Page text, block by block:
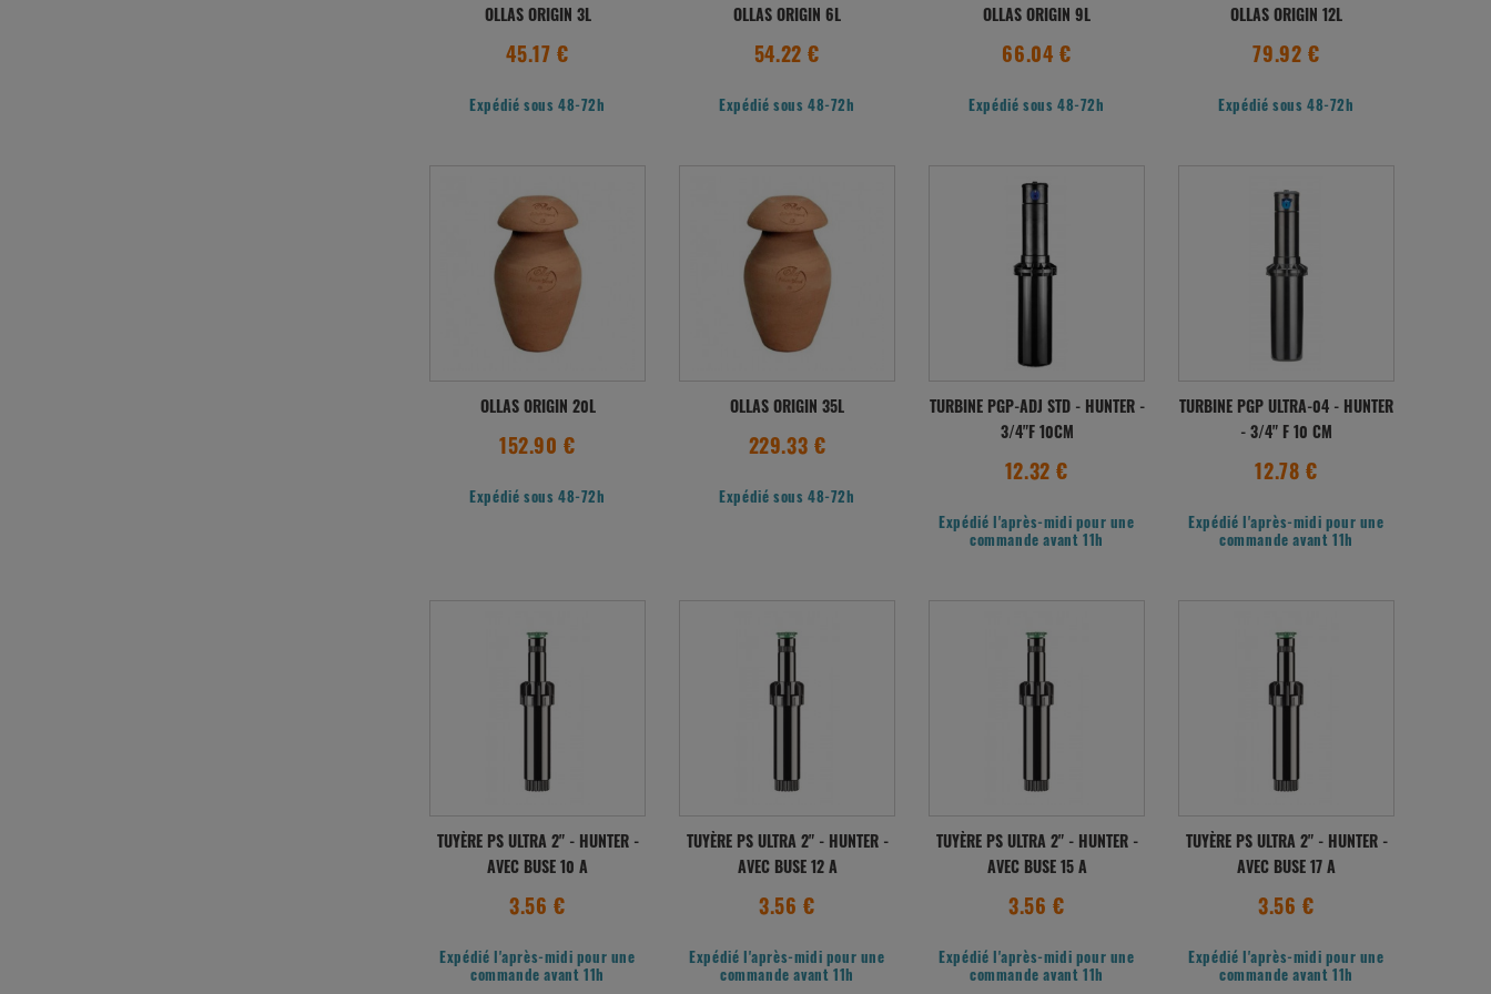
OLLAS ORIGIN 3L
45.17 €
Expédié sous 48-72h
OLLAS ORIGIN 6L
54.22 €
Expédié sous 48-72h
OLLAS ORIGIN 9L
66.04 €
Expédié sous 48-72h
OLLAS ORIGIN 12L
79.92 €
Expédié sous 48-72h
OLLAS ORIGIN 20L
152.90 €
Expédié sous 48-72h
OLLAS ORIGIN 35L
229.33 €
Expédié sous 48-72h
TURBINE PGP-ADJ STD - HUNTER -
3/4"F 10CM
12.32 €
Expédié l'après-midi pour une
commande avant 11h
TURBINE PGP ULTRA-04 - HUNTER
- 3/4" F 10 CM
12.78 €
Expédié l'après-midi pour une
commande avant 11h
TUYÈRE PS ULTRA 2" - HUNTER -
AVEC BUSE 10 A
3.56 €
Expédié l'après-midi pour une
commande avant 11h
TUYÈRE PS ULTRA 2" - HUNTER -
AVEC BUSE 12 A
3.56 €
Expédié l'après-midi pour une
commande avant 11h
TUYÈRE PS ULTRA 2" - HUNTER -
AVEC BUSE 15 A
3.56 €
Expédié l'après-midi pour une
commande avant 11h
TUYÈRE PS ULTRA 2" - HUNTER -
AVEC BUSE 17 A
3.56 €
Expédié l'après-midi pour une
commande avant 11h